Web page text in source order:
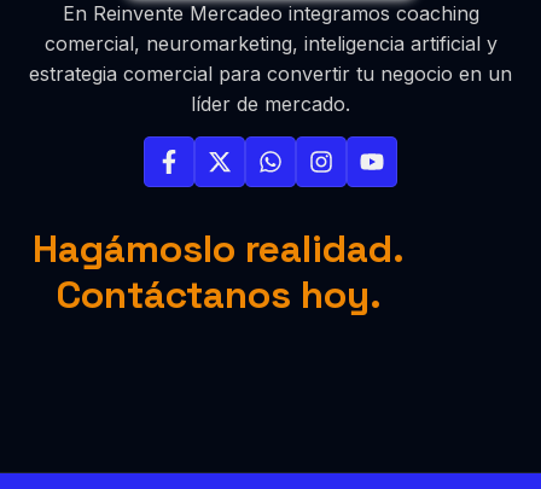
En Reinvente Mercadeo integramos coaching
comercial, neuromarketing, inteligencia artificial y
estrategia comercial para convertir tu negocio en un
líder de mercado.
Hagámoslo realidad.
Contáctanos hoy.